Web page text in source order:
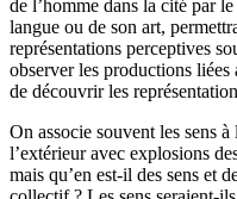
de l’homme dans la cité par
langue ou de son art,
représentations perceptives
observer les productions
de découvrir les
On associe souvent les sens
l’extérieur avec explosions
mais qu’en est-il des sens et